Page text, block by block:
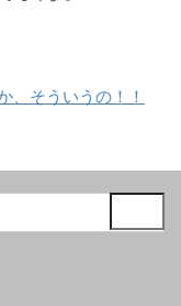
、そういうの！！